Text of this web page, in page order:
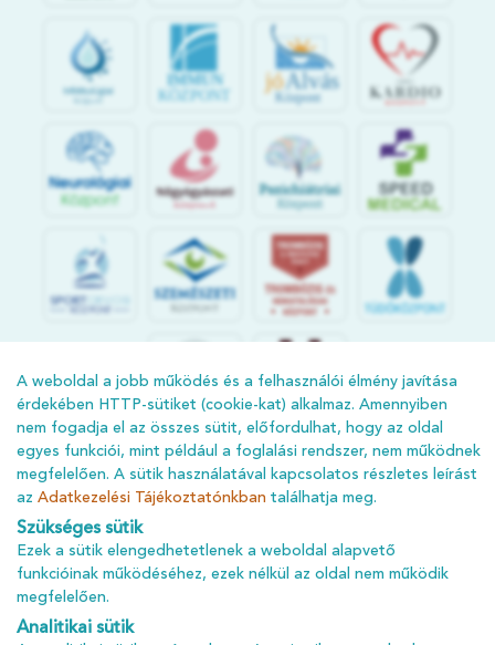
IMMUN
KÖZPONT
jóAlvás
Központ
SPOR
ÁSZF
ADATKEZELÉSI TÁJÉKOZTATÓ
ADATVÉDELMI TÁJÉKOZTATÓ
A weboldal a jobb működés és a felhasználói élmény javítása
érdekében HTTP-sütiket (cookie-kat) alkalmaz. Amennyiben
nem fogadja el az összes sütit, előfordulhat, hogy az oldal
egyes funkciói, mint például a foglalási rendszer, nem működnek
megfelelően. A sütik használatával kapcsolatos részletes leírást
az Adatkezelési Tájékoztatónkban találhatja meg.
Szükséges sütik
Ezek a sütik elengedhetetlenek a weboldal alapvető
funkcióinak működéséhez, ezek nélkül az oldal nem működik
megfelelően.
Analitikai sütik